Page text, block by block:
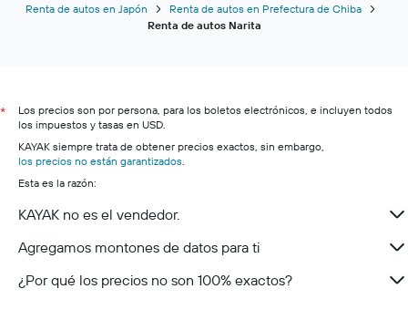
Renta de autos en Japón
Renta de autos en Prefectura de Chiba
Renta de autos Narita
*
Los precios son por persona, para los boletos electrónicos, e incluyen todos
los impuestos y tasas en USD.
KAYAK siempre trata de obtener precios exactos, sin embargo,
los precios no están garantizados
Esta es la razón:
KAYAK no es el vendedor.
Agregamos montones de datos para ti
¿Por qué los precios no son 100% exactos?